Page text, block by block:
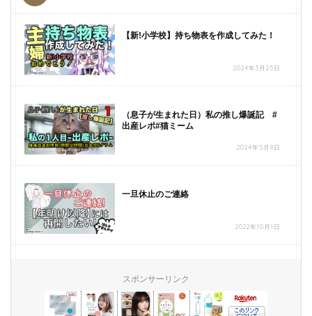
【新!小学校】持ち物表を作成してみた！
2024年3月25日
（息子が生まれた日）私の推し爆誕記 #
出産レポ#猫ミーム
2024年5月8日
一旦休止のご連絡
2022年10月1日
スポンサーリンク